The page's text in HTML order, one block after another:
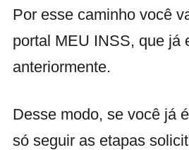
Por esse caminho você
portal MEU INSS, que já
anteriormente.
Desse modo, se você já
só seguir as etapas